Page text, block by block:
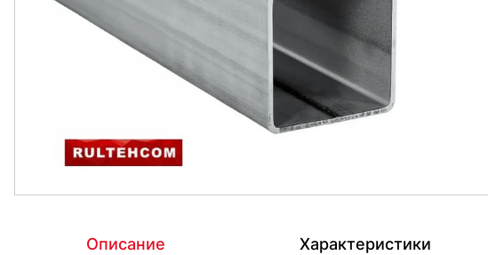
Описание Характеристики